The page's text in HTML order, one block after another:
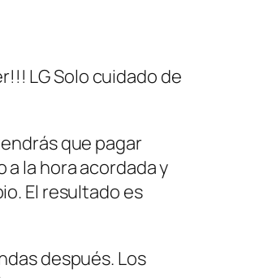
LG Solo cuidado de
que pagar
la hora acordada y
El resultado es
después. Los